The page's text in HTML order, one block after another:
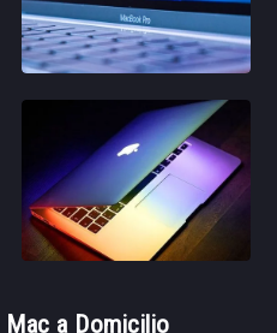
a Domicilio